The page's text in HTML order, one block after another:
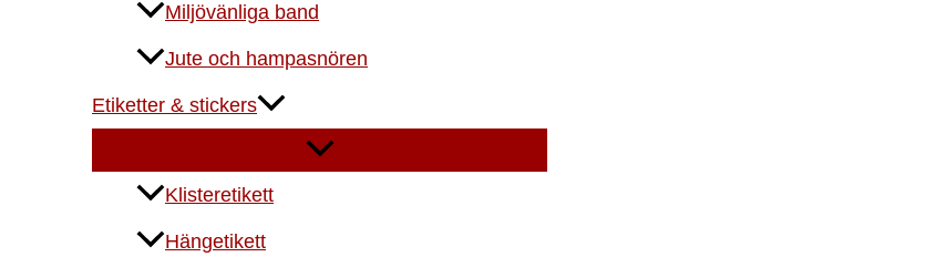
Miljövänliga band
Jute och hampasnören
Etiketter & stickers
Klisteretikett
Hängetikett